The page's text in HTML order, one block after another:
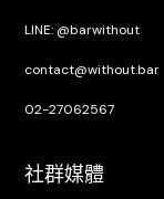
LINE: @barwithout
contact@without.bar
02-27062567
社群媒體